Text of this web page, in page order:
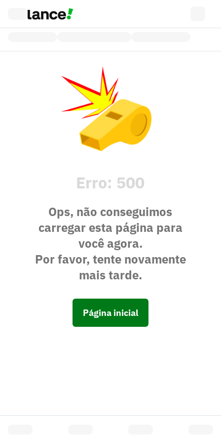
Erro: 500
Ops, não conseguimos
carregar esta página para
você agora.
Por favor, tente novamente
mais tarde.
Página inicial